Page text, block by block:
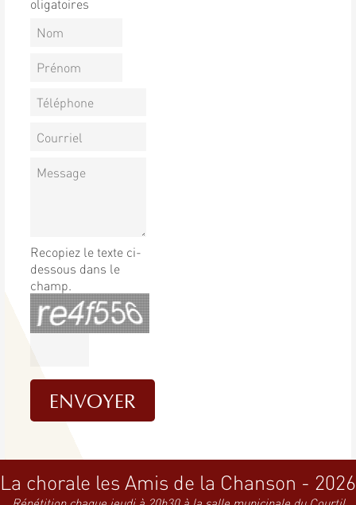
oligatoires
Recopiez le texte ci-
dessous dans le
champ.
La chorale les Amis de la Chanson - 2026